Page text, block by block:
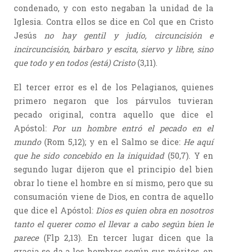
condenado, y con esto negaban la unidad de la
Iglesia. Contra ellos se dice en Col que en Cristo
Jesús no hay gentil y judío, circuncisión e
incircuncisión, bárbaro y escita, siervo y libre, sino
que todo y en todos (está) Cristo(3,11).
El tercer error es el de los Pelagianos, quienes
primero negaron que los párvulos tuvieran
pecado original, contra aquello que dice el
Apóstol: Por un hombre entró el pecado en el
mundo (Rom 5,12); y en el Salmo se dice: He aquí
que he sido concebido en la iniquidad(50,7). Y en
segundo lugar dijeron que el principio del bien
obrar lo tiene el hombre en sí mismo, pero que su
consumación viene de Dios, en contra de aquello
que dice el Apóstol: Dios es quien obra en nosotros
tanto el querer como el llevar a cabo según bien le
parece (Flp 2,13). En tercer lugar dicen que la